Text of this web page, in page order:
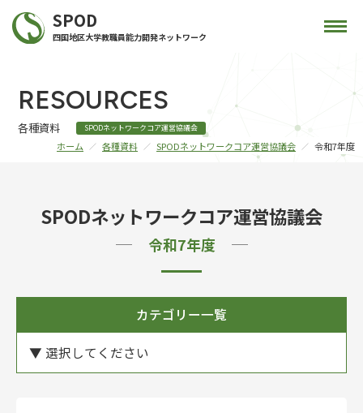
SPOD
四国地区大学教職員能力開発ネットワーク
RESOURCES
各種資料 SPODネットワークコア運営協議会
ホーム 各種資料 SPODネットワークコア運営協議会 令和7年度
SPODネットワークコア運営協議会
令和7年度
カテゴリー一覧
▼ 選択してください